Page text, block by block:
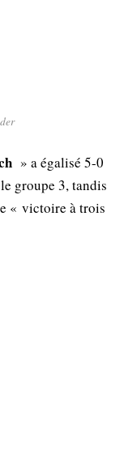
» a égalisé 5-0
groupe 3, tandis
« victoire à trois